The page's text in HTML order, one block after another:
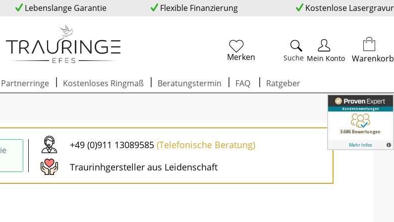
Lebenslange Garantie Flexible Finanzierung Kostenlose Lasergravur
Suche
Merken Mein Konto Warenkorb
Partnerringe Kostenloses Ringmaß Beratungstermin FAQ Ratgeber
+49 (0)911 13089585(Telefonische Beratung)
Traurinhgersteller aus Leidenschaft